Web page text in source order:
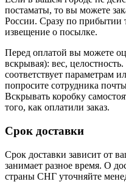
постаматы, то вы можете
России. Сразу по прибытии
извещение о посылке.
Перед оплатой вы можете
вскрывая): вес,
соответствует параметрам
попросите сотрудника
Вскрывать коробку
того, как оплатили заказ.
Срок доставки
Срок доставки зависит от
занимает разное время. О
страны СНГ уточняйте